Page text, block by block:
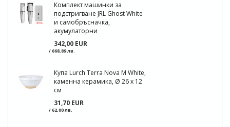
Комплект машинки за
подстригване JRL Ghost White
и самобръсначка,
акумулаторни
342,00 EUR
/ 668,89 лв.
Купа Lurch Terra Nova М White,
каменна керамика, Ø 26 x 12
см
31,70 EUR
/ 62,00 лв.